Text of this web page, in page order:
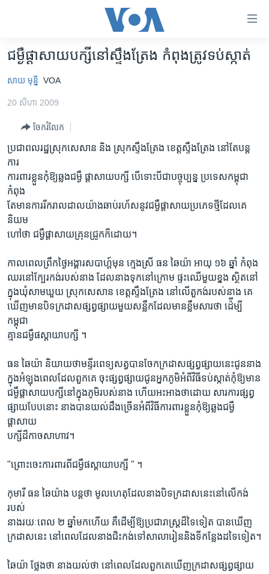
គេហទំព័រ​
ទាក់ទង
រំលង​
និង​
ព័ត៌មាន​​
ម្តង
រំលង​
និង​
រំលង​
ចូល​
ទៅ​
ស្វែង​
កម្ពុជា
អន្តរជាតិ
អាមេរិក
ចិន
ហេឡូវីអូអេ
កម្ពុជាច្នៃប្រតិដ្ឋ
ព្រឹត្តិការណ៍ព័ត៌មាន
ទូរទស្សន៍ / វីដេអូ​
វិទ្យុ / ផតខាសថ៍
កម្មវិធីទាំងអស់
Khmer English
បណ្តាញ​សង្គម
ភាសា
ជម្ងឺផ្តាសាយបក្សីនៅស្ទឹងត្រែង កំពុងត្រូវទប់ស្កាត់
សាយ មុន្នី VOA
20 សីហា 2009
ចែករំលែក
ប្រជាពលរដ្ឋស្រុកសេសាន និង ស្រុកស្ទឹងត្រែង ខេត្តស្ទឹងត្រែង នៅតែបន្ត
ការ
ការពារខ្លួនកុំឱ្យឆ្លងជម្ងឺ ផ្តាសាយបក្សី បើទោះបីជាបច្ចុប្បន្ន ប្រទេសកម្ពុជា
កំពុង
តែមានការរីករាលដាលយ៉ាងឆាប់រហ័សនូវជម្ងឺផ្តាសាយប្រភេទថ្មីដែលគេ
និយម
ហៅថា ជម្ងឺផ្តាសាយគ្រុនជ្រូកក៏ដោយ។
កាលពេលព្រឹកថ្ងៃអង្គារសបា‏ហ្ត៍មុន ក្មេងស្រី ធន ឆៃយ៉ា អាយុ ១៦ ឆ្នាំ កំពុង
ឈរនៅក្បែរកង់របស់នាង ដែលនាងទុកនៅក្រោម ផ្ទះឈើមួយខ្នង ស្ថិតនៅ
ក្នុងឃុំសាមឃួយ ស្រុកសេសាន ខេត្តស្ទឹងត្រែង នៅលើតួកង់របស់នាង គេ
ឃើញមានបិទក្រដាសផ្សព្វផ្សាយមួយសន្លឹកដែលមានខ្លឹមសារថា ដ៉ើម្បី
កម្ពុជា
គ្មានជម្ងឺផ‏ស្តាយាបក្សី ។
ធន ឆៃយ៉ា និយាយថាមន្ទីរពេទ្យសត្វបានចែកក្រដាសផ្សព្វផ្សាយនេះជូននាង
ក្នុងអំឡុងពេលដែលពួកគេ ចុះផ្សព្វផ្សាយជូនអ្នកភូមិអំពីវិធីទប់ស្កាត់កុំឱ្យមាន
ជម្ងឺផ្តាសាយបក្សីនៅក្នុងភូមិរបស់នាង ហើយអះអាងថាដោយ សារការផ្សព្វ
ផ្សាយបែបនោះ នាងបានយល់ដឹងច្រើនអំពីវិធីការពារខ្លួនកុំឱ្យឆ្លងជម្ងឺ
ផ្តាសាយ
បក្សីដ៏កាចសាហាវ។
"ព្រោះចេះការពារពីជម្ងឺផ‏ស្តាយាបក្សី " ។
កុមារី ធន ឆៃយ៉ាង បន្តថា មូលហេតុដែលនាងបិទក្រដាសនេះនៅលើកង់
របស់
នាងរយៈពេល ២ ឆ្នាំមកហើយ គឺដើម្បីឱ្យប្រជារាស្រ្តដ៏ទៃទៀត បានឃើញ
ក្រដាសនេះ នៅពេលដែលនាងជិះកង់ទៅសាលារៀននិងទីកន្លែងដទៃទៀត។
ឆៃយ៉ា ថ្លែងថា នាងយល់ថា នៅពេលដែលពួកគេឃើញក្រដាសផ្សព្វផ្សាយ